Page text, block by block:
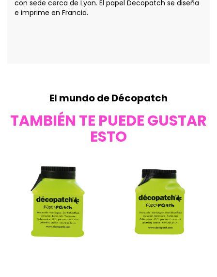
con sede cerca de Lyon. El papel Decopatch se diseña
e imprime en Francia.
El mundo de Décopatch
TAMBIÉN TE PUEDE GUSTAR
ESTO